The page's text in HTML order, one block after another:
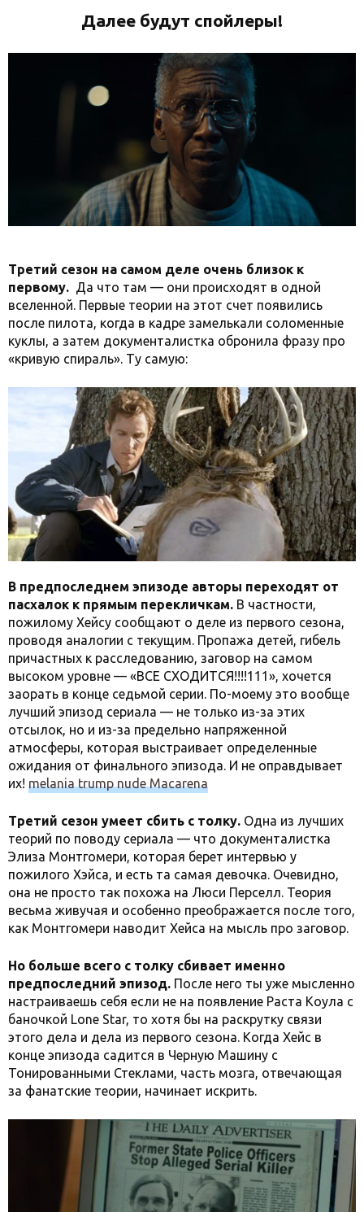
Далее будут спойлеры!
Третий сезон на самом деле очень близок к
первому. Да что там — они происходят в одной
вселенной. Первые теории на этот счет появились
после пилота, когда в кадре замелькали соломенные
куклы, а затем документалистка обронила фразу про
«кривую спираль». Ту самую:
В предпоследнем эпизоде авторы переходят от
пасхалок к прямым перекличкам. В частности,
пожилому Хейсу сообщают о деле из первого сезона,
проводя аналогии с текущим. Пропажа детей, гибель
причастных к расследованию, заговор на самом
высоком уровне — «ВСЕ СХОДИТСЯ!!!!111», хочется
заорать в конце седьмой серии. По-моему это вообще
лучший эпизод сериала — не только из-за этих
отсылок, но и из-за предельно напряженной
атмосферы, которая выстраивает определенные
ожидания от финального эпизода. И не оправдывает
их! melania trump nude Macarena
Третий сезон умеет сбить с толку. Одна из лучших
теорий по поводу сериала — что документалистка
Элиза Монтгомери, которая берет интервью у
пожилого Хэйса, и есть та самая девочка. Очевидно,
она не просто так похожа на Люси Перселл. Теория
весьма живучая и особенно преображается после того,
как Монтгомери наводит Хейса на мысль про заговор.
Но больше всего с толку сбивает именно
предпоследний эпизод. После него ты уже мысленно
настраиваешь себя если не на появление Раста Коула с
баночкой Lone Star, то хотя бы на раскрутку связи
этого дела и дела из первого сезона. Когда Хейс в
конце эпизода садится в Черную Машину с
Тонированными Стеклами, часть мозга, отвечающая
за фанатские теории, начинает искрить.